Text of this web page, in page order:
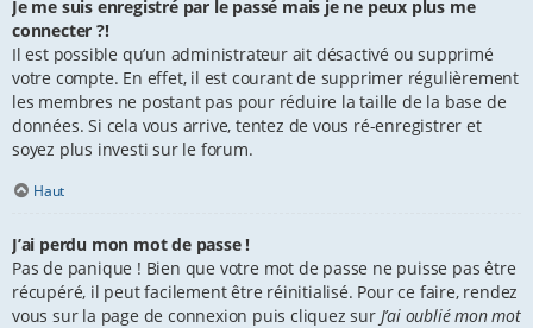
Je me suis enregistré par le passé mais je ne peux plus me
connecter ?!
Il est possible qu’un administrateur ait désactivé ou supprimé
votre compte. En effet, il est courant de supprimer régulièrement
les membres ne postant pas pour réduire la taille de la base de
données. Si cela vous arrive, tentez de vous ré-enregistrer et
soyez plus investi sur le forum.
Haut
J’ai perdu mon mot de passe !
Pas de panique ! Bien que votre mot de passe ne puisse pas être
récupéré, il peut facilement être réinitialisé. Pour ce faire, rendez
vous sur la page de connexion puis cliquez sur J’ai oublié mon mot